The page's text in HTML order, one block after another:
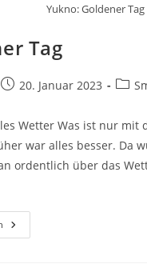
Yukno: Goldener Tag
Tag
Beitrag20. Januar 2023
Wetter Was ist nur mit
war alles besser. Da
ordentlich über das
Goldener
Tag